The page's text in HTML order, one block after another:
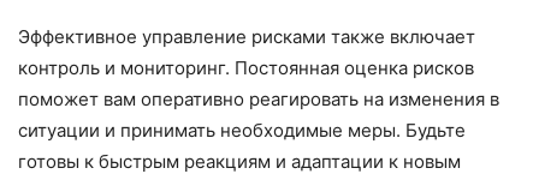
Эффективное управление рисками также включает
контроль и мониторинг. Постоянная оценка рисков
поможет вам оперативно реагировать на изменения в
ситуации и принимать необходимые меры. Будьте
готовы к быстрым реакциям и адаптации к новым